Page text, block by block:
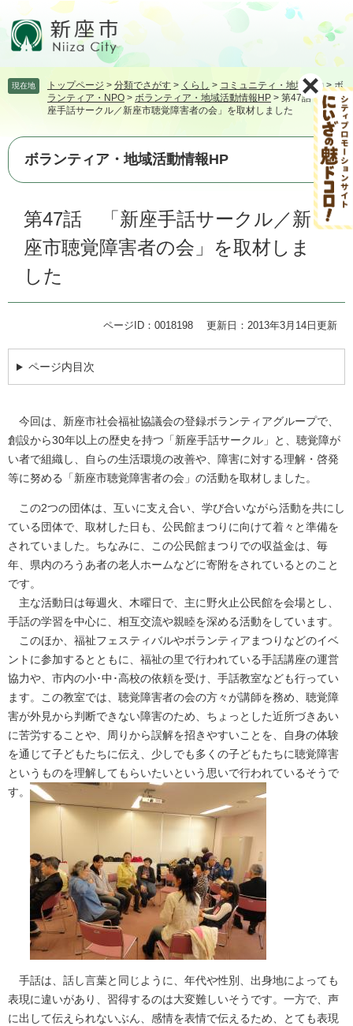
頭飛
て
文
現在地 トップページ > 分類でさがす > くらし > コミュニティ・地域活動 >ボ
ランティア・NPO > ボランティア・地域活動情報HP > 第47話 「新
座手話サークル／新座市聴覚障害者の会」を取材しました
ボランティア・地域活動情報HP
第47話 「新座手話サークル／新
座市聴覚障害者の会」を取材しま
した
ページID：0018198 更新日：2013年3月14日更新
ページ内目次
今回は、新座市社会福祉協議会の登録ボランティアグループで、
創設から30年以上の歴史を持つ「新座手話サークル」と、聴覚障が
い者で組織し、自らの生活環境の改善や、障害に対する理解・啓発
等に努める「新座市聴覚障害者の会」の活動を取材しました。
この2つの団体は、互いに支え合い、学び合いながら活動を共にし
ている団体で、取材した日も、公民館まつりに向けて着々と準備を
されていました。ちなみに、この公民館まつりでの収益金は、毎
年、県内のろうあ者の老人ホームなどに寄附をされているとのこと
です。
主な活動日は毎週火、木曜日で、主に野火止公民館を会場とし、
手話の学習を中心に、相互交流や親睦を深める活動をしています。
このほか、福祉フェスティバルやボランティアまつりなどのイベ
ントに参加するとともに、福祉の里で行われている手話講座の運営
協力や、市内の小･中･高校の依頼を受け、手話教室なども行ってい
ます。この教室では、聴覚障害者の会の方々が講師を務め、聴覚障
害が外見から判断できない障害のため、ちょっとした近所づきあい
に苦労することや、周りから誤解を招きやすいことを、自身の体験
を通じて子どもたちに伝え、少しでも多くの子どもたちに聴覚障害
というものを理解してもらいたいという思いで行われているそうで
す。
手話は、話し言葉と同じように、年代や性別、出身地によっても
表現に違いがあり、習得するのは大変難しいそうです。一方で、声
に出して伝えられないぶん、感情を表情で伝えるため、とても表現